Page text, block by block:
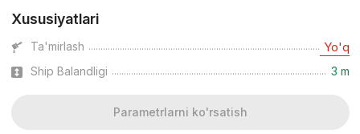
Xususiyatlari
Ta'mirlash Yo'q
Ship Balandligi 3 m
Parametrlarni ko'rsatish